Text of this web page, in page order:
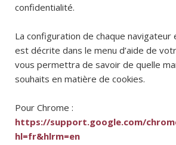
confidentialité.
La configuration de chaque
est décrite dans le menu d’aide de
vous permettra de savoir de quelle
souhaits en matière de cookies.
Pour Chrome :
https://support.google.com/
hl=fr&hlrm=en